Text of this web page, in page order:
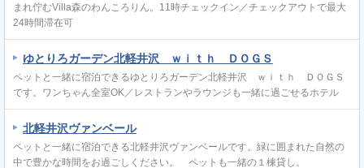
まれ佇むVilla森のわんころりん。11時チェックイン／チェックアウトで最大
24時間滞在可
ゆとりろガーデン北軽井沢 ｗｉｔｈ ＤＯＧＳ
ペットと一緒に宿泊できるゆとりろガーデン北軽井沢 ｗｉｔｈ ＤＯＧＳ
です。ワンちゃん全室OK／レストランやラウンジも一緒に過ごせるホテル
北軽井沢ヴァンベール
ペットと一緒に宿泊できる北軽井沢ヴァンベールです。緑に囲まれた自然の
中で豊かな時間をお過ごしください。 ペットも一緒の１棟貸し。